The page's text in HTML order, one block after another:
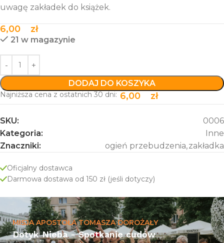
uwagę zakładek do książek.
6,00 zł
21 w magazynie
DODAJ DO KOSZYKA
Najniższa cena z ostatnich 30 dni: 6,00 zł
SKU:
0006
Kategoria:
Inne
Znaczniki:
ogień przebudzenia,zakładka
Oficjalny dostawca
Darmowa dostawa od 150 zł (jeśli dotyczy)
MISJA APOSTOŁA TOMASZA DOROŻAŁY
Dotyk Nieba - Spotkanie cudów